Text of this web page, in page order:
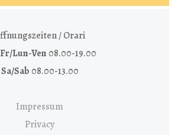
/ Orari
Lun-Ven 08.00-19.00
Sa/Sab 08.00-13.00
Impressum
Privacy